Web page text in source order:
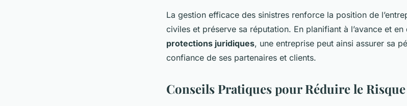
La gestion efficace des sinistres renforce la position de
civiles et préserve sa réputation. En planifiant à l’avance et
protections juridiques, une entreprise peut ainsi assurer sa
confiance de ses partenaires et clients.
Conseils Pratiques pour Réduire le Risque